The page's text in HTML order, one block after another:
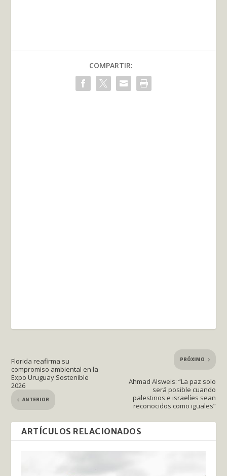
COMPARTIR:
Florida reafirma su
compromiso ambiental en la
Expo Uruguay Sostenible
2026
ANTERIOR
PRÓXIMO
Ahmad Alsweis: “La paz solo
será posible cuando
palestinos e israelíes sean
reconocidos como iguales”
ARTÍCULOS RELACIONADOS